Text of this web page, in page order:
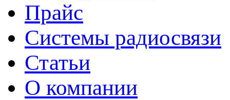
Прайс
Системы радиосвязи
Статьи
О компании